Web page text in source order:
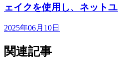
ェイクを使用し、ネット
2025年06月10日
関連記事